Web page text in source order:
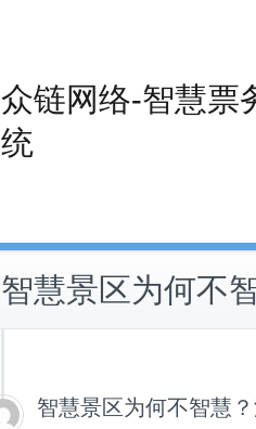
众链网络-智慧票
统
智慧景区为何不
智慧景区为何不智慧